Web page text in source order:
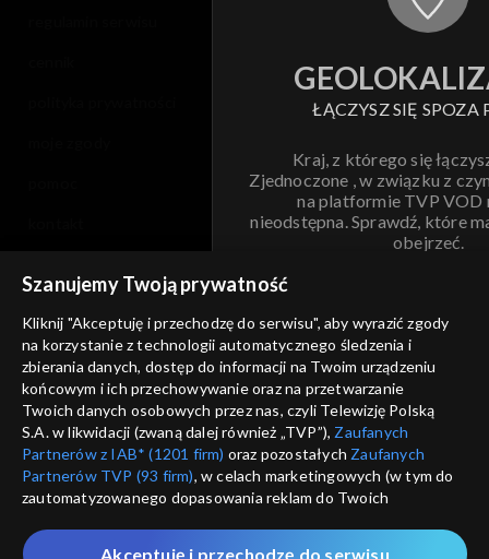
ŁĄCZYSZ SIĘ SPOZA
Kraj, z którego się
Zjednoczone , w związku z
na platformie TVP VOD
nieodstępna. Sprawdź, które
obejrzeć.
ANULUJ
informacje o dostawcy usług
Szanujemy Twoją prywatność
Kliknij "Akceptuję i przechodzę do serwisu", aby wyrazić zgody
na korzystanie z technologii automatycznego śledzenia i
zbierania danych, dostęp do informacji na Twoim urządzeniu
końcowym i ich przechowywanie oraz na przetwarzanie
Twoich danych osobowych przez nas, czyli Telewizję Polską
S.A. w likwidacji (zwaną dalej również „TVP”), Zaufanych
Partnerów z IAB* (1201 firm) oraz pozostałych Zaufanych
Partnerów TVP (93 firm), w celach marketingowych (w tym do
zautomatyzowanego dopasowania reklam do Twoich
które wskazujemy poniżej, a także zgody na udostępnianie
Akceptuję i przechodzę do serwisu